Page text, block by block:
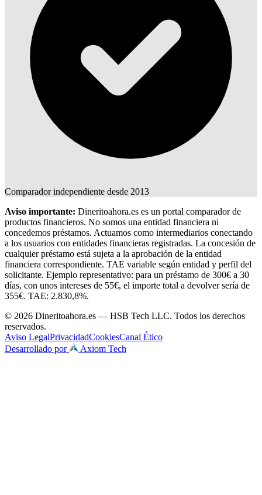
Comparador independiente desde 2013
Aviso importante: Dineritoahora.es es un portal comparador de
productos financieros. No somos una entidad financiera ni
concedemos préstamos. Actuamos como intermediarios conectando
a los usuarios con entidades financieras registradas. La concesión de
cualquier préstamo está sujeta a la aprobación de la entidad
financiera correspondiente. TAE variable según entidad y perfil del
solicitante. Ejemplo representativo: para un préstamo de 300€ a 30
días, con unos intereses de 55€, el importe total a devolver sería de
355€. TAE: 2.830,8%.
© 2026 Dineritoahora.es — HSB Tech LLC. Todos los derechos
reservados.
Aviso LegalPrivacidadCookiesCanal Ético
Desarrollado por
Axiom Tech